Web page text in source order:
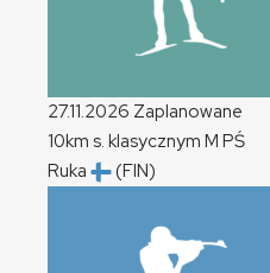
27.11.2026 Zaplanowane
10km s. klasycznym M PŚ
Ruka
(FIN)